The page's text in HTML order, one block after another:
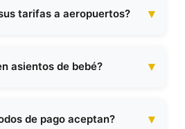
tarifas a aeropuertos?
asientos de bebé?
de pago aceptan?